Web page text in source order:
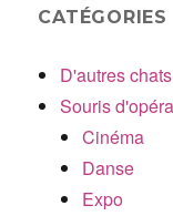
CATÉGORIES
D'autres
Souris d'opéra
Cinéma
Danse
Expo